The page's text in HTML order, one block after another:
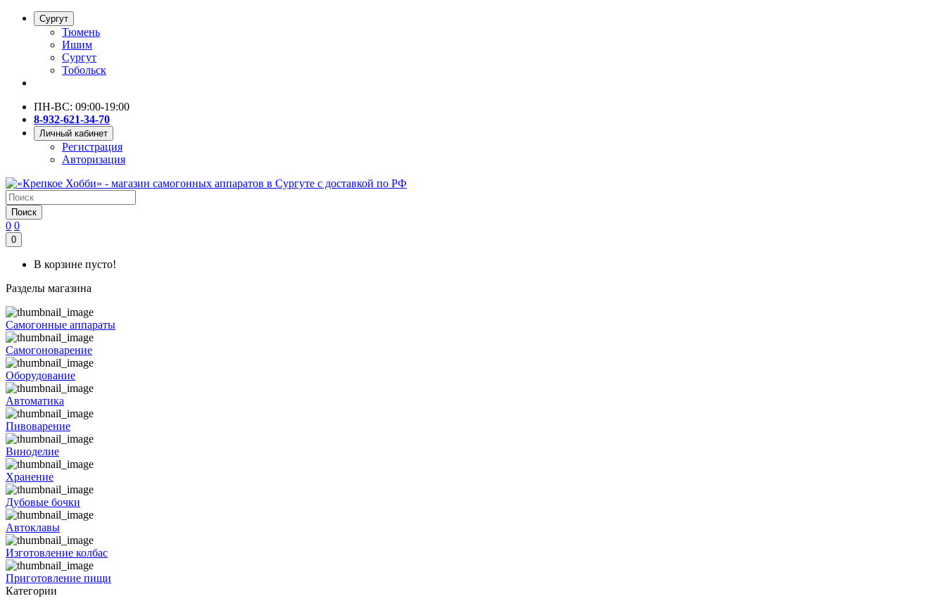
Сургут
Тюмень
Ишим
Сургут
Тобольск
ПН-ВС: 09:00-19:00
8-932-621-34-70
Личный кабинет
Регистрация
Авторизация
Поиск
0 0
0
В корзине пусто!
Разделы магазина
Самогонные аппараты
Самогоноварение
Оборудование
Автоматика
Пивоварение
Виноделие
Хранение
Дубовые бочки
Автоклавы
Изготовление колбас
Приготовление пищи
Категории